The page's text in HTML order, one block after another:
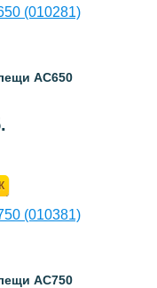
(010281)
AC650
(010381)
AC750